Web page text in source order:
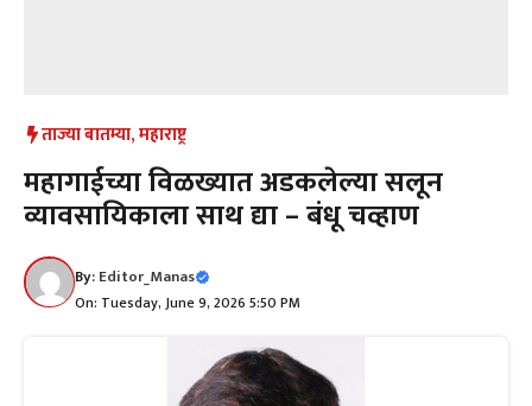
ताज्या बातम्या,महाराष्ट्र
महागाईच्या विळख्यात अडकलेल्या सलून
व्यावसायिकाला साथ द्या – बंधू चव्हाण
By:Editor_Manas
On: Tuesday, June 9, 2026 5:50 PM